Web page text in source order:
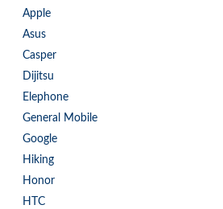
Apple
Asus
Casper
Dijitsu
Elephone
General Mobile
Google
Hiking
Honor
HTC